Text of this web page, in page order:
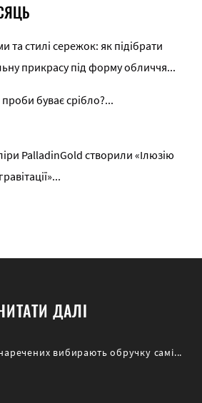
та стилі сережок: як підібрати
прикрасу під форму обличчя...
буває срібло?...
PalladinGold створили «Ілюзію
ДАЛІ
вибирають обручку самі...